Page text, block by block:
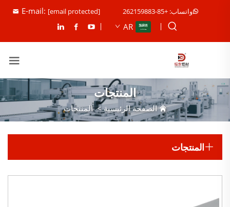
واتساب: +85-262159883 E-mail: [email protected]
AR
المنتجات
الصفحة الرئيسية>المنتجات
المنتجات